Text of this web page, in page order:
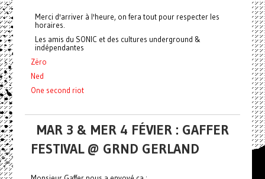
Merci d'arriver à l'heure, on fera tout pour respecter les
horaires.
Les amis du SONIC et des cultures underground &
indépendantes
Zëro
Ned
One second riot
MAR 3 & MER 4 FÉVIER : GAFFER
FESTIVAL @ GRND GERLAND